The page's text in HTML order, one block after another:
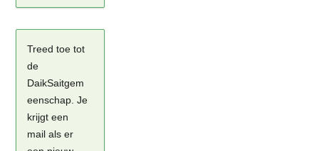
Treed toe tot
de
DaikSaitgem
eenschap. Je
krijgt een
mail als er